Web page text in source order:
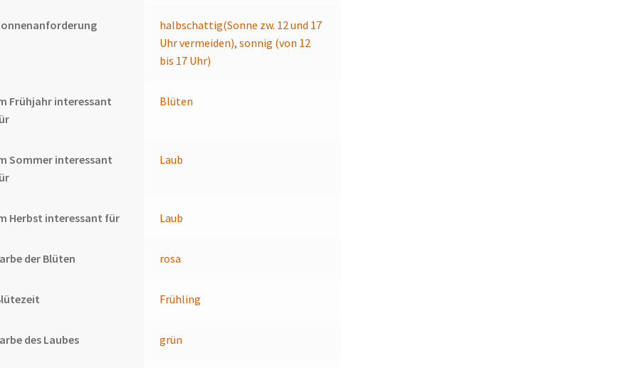
halbschattig(Sonne zw. 12 und 17
Uhr vermeiden),sonnig (von 12
bis 17 Uhr)
Frühjahr interessant
Blüten
Sommer interessant
Laub
Herbst interessant für Laub
der Blüten rosa
Frühling
des Laubes grün